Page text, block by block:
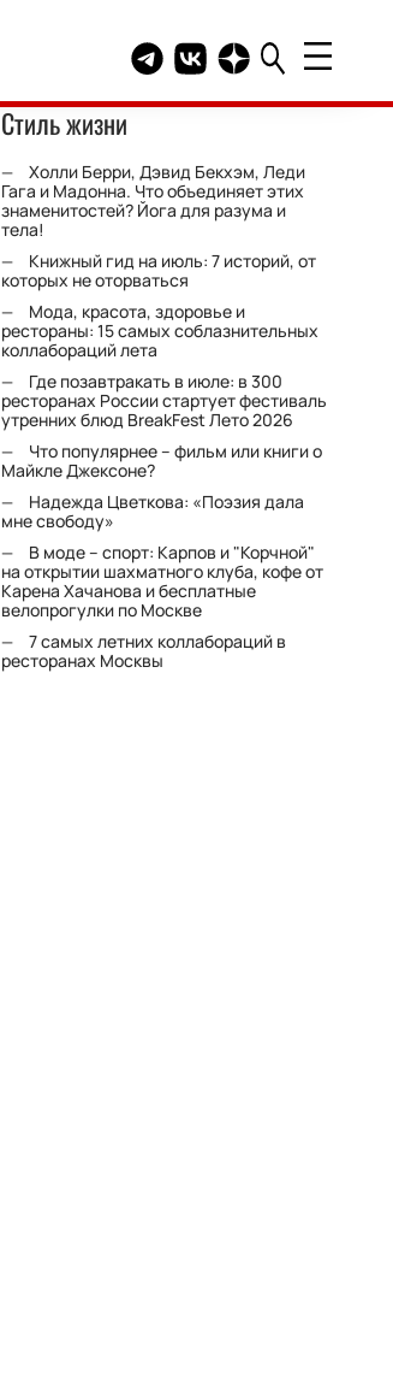
Telegram канал HELLO
Группа HELLO
Канал HELLO в
Стиль жизни
Холли Берри, Дэвид Бекхэм, Леди
Гага и Мадонна. Что объединяет этих
знаменитостей? Йога для разума и
тела!
Книжный гид на июль: 7 историй, от
которых не оторваться
Мода, красота, здоровье и
рестораны: 15 самых соблазнительных
коллабораций лета
Где позавтракать в июле: в 300
ресторанах России стартует фестиваль
утренних блюд BreakFest Лето 2026
Что популярнее – фильм или книги о
Майкле Джексоне?
Надежда Цветкова: «Поэзия дала
мне свободу»
В моде – спорт: Карпов и "Корчной"
на открытии шахматного клуба, кофе от
Карена Хачанова и бесплатные
велопрогулки по Москве
7 самых летних коллабораций в
ресторанах Москвы